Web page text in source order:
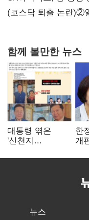
없어”
(코스닥 퇴출 논란)②
함께 볼만한 뉴스
대통령 엮은
'신천지
"선 넘었다" 격앙
한
개
공
뉴스